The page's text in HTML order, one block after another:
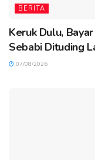
BERITA
Keruk Dulu,
Sebabi Dituding
07/08/2026